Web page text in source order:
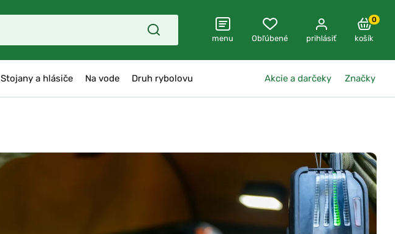
menu Obľúbené prihlásiť
0
košík
Stojany a hlásiče Na vode Druh rybolovu Akcie a darčeky Značky